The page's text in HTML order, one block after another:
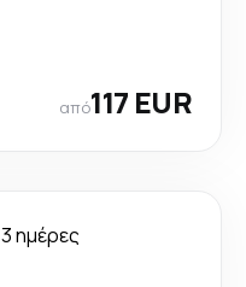
από117 EUR
3 ημέρες